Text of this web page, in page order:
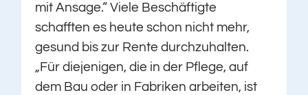
mit Ansage.“ Viele Beschäftigte
schafften es heute schon nicht mehr,
gesund bis zur Rente durchzuhalten.
„Für diejenigen, die in der Pflege, auf
dem Bau oder in Fabriken arbeiten, ist